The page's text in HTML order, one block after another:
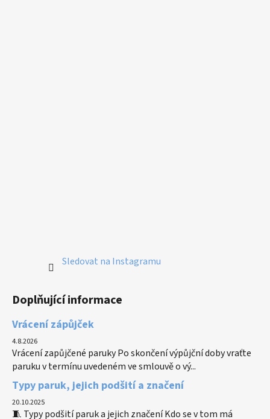
Sledovat na Instagramu
Doplňující informace
Vrácení zápůjček
4.8.2026
Vrácení zapůjčené paruky Po skončení výpůjční doby vraťte
paruku v termínu uvedeném ve smlouvě o vý...
Typy paruk, jejich podšití a značení
20.10.2025
🧵 Typy podšití paruk a jejich značení Kdo se v tom má